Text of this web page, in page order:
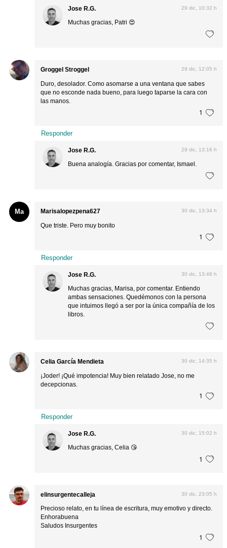
Jose R.G. 29 dic, 10:32 h
Muchas gracias, Patri 😍
Groggel Stroggel 29 dic, 12:05 h
Duro, desolador. Como asomarse a una ventana que sabes
que no esconde nada bueno, para luego taparse la cara con
las manos.
1
Responder
Jose R.G. 29 dic, 13:16 h
Buena analogía. Gracias por comentar, Ismael.
Ma Marisalopezpena627 30 dic, 13:34 h
Que triste. Pero muy bonito
1
Responder
Jose R.G. 30 dic, 13:46 h
Muchas gracias, Marisa, por comentar. Entiendo
ambas sensaciones. Quedémonos con la persona
que intuimos llegó a ser por la única compañía de los
libros.
Celia García Mendieta 30 dic, 14:35 h
¡Joder! ¡Qué impotencia! Muy bien relatado Jose, no me
decepcionas.
1
Responder
Jose R.G. 30 dic, 15:02 h
Muchas gracias, Celia 😘
1
elinsurgentecalleja 30 dic, 23:05 h
Precioso relato, en tu línea de escritura, muy emotivo y directo.
Enhorabuena
Saludos Insurgentes
1